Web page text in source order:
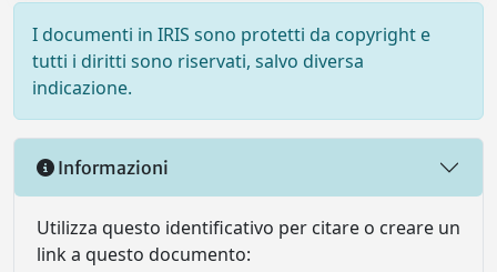
I documenti in IRIS sono protetti da copyright e
tutti i diritti sono riservati, salvo diversa
indicazione.
Informazioni
Utilizza questo identificativo per citare o creare un
link a questo documento: